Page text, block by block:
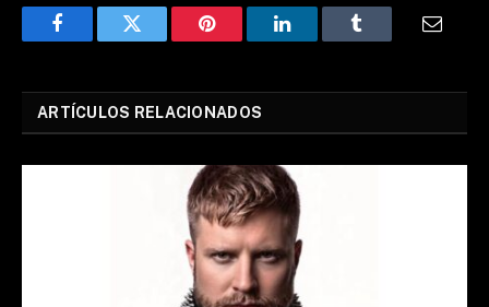
FacebookTwitter Pinterest LinkedInTumblr
ARTÍCULOS RELACIONADOS